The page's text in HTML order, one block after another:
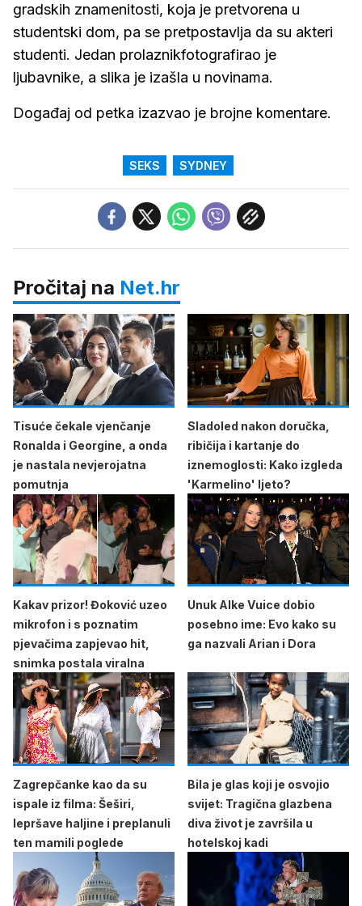
gradskih znamenitosti, koja je pretvorena u
studentski dom, pa se pretpostavlja da su akteri
studenti. Jedan prolaznikfotografirao je
ljubavnike, a slika je izašla u novinama.
Događaj od petka izazvao je brojne komentare.
SEKS SYDNEY
Pročitaj na Net.hr
Tisuće čekale vjenčanje
Ronalda i Georgine, a onda
je nastala nevjerojatna
pomutnja
Sladoled nakon doručka,
ribičija i kartanje do
iznemoglosti: Kako izgleda
'Karmelino' ljeto?
Kakav prizor! Đoković uzeo
mikrofon i s poznatim
pjevačima zapjevao hit,
snimka postala viralna
Unuk Alke Vuice dobio
posebno ime: Evo kako su
ga nazvali Arian i Dora
Zagrepčanke kao da su
ispale iz filma: Šeširi,
lepršave haljine i preplanuli
ten mamili poglede
Bila je glas koji je osvojio
svijet: Tragična glazbena
diva život je završila u
hotelskoj kadi